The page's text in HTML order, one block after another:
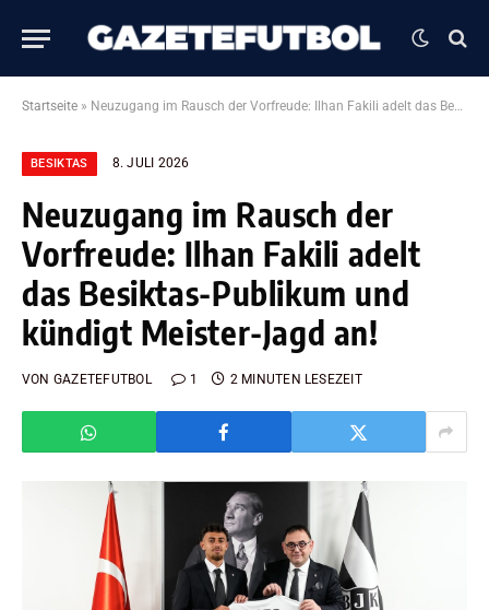
Startseite » Neuzugang im Rausch der Vorfreude: Ilhan Fakili adelt das Besiktas-Publikum und kündigt Meister-Jagd an!
BESIKTAS 8. JULI 2026
Neuzugang im Rausch der
Vorfreude: Ilhan Fakili adelt
das Besiktas-Publikum und
kündigt Meister-Jagd an!
VON GAZETEFUTBOL 1 2 MINUTEN LESEZEIT